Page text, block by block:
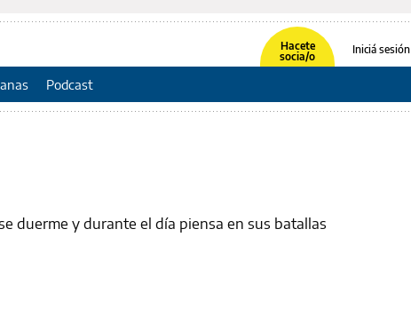
Hacete
socia/o
Iniciá sesión
Podcast
duerme y durante el día piensa en sus batallas